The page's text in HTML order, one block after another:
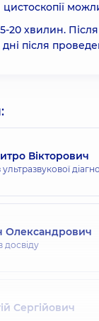
20 хвилин.
після
Вікторович
Олександрович
досвіду
Сергійович